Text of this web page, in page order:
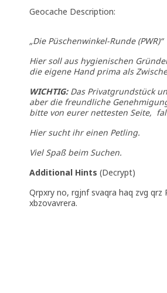
Geocache Description:
„Die Püschenwinkel-Runde (PWR)“
Hier soll aus hygienischen
die eigene Hand prima als
WICHTIG: Das Privatgrundstück
aber die freundliche
bitte von eurer nettesten Seite,
Hier sucht ihr einen Petling.
Viel Spaß beim Suchen.
Additional Hints (Decrypt)
Qrpxry no, rgjnf svaqra haq zvg qrz
xbzovavrera.